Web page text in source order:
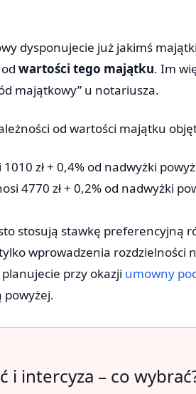
dysponujecie już jakimś
wartości tego majątku. Im
majątkowy” u notariusza.
od wartości majątku
zł + 0,4% od nadwyżki
4770 zł + 0,2% od nadwyżki
stosują stawkę preferencyjną
wprowadzenia rozdzielności
przy okazji umowny
powyżej.
i intercyza – co